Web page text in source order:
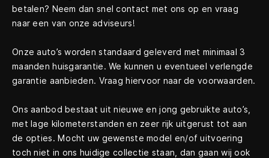
betalen? Neem dan snel contact met ons op en vraag
naar een van onze adviseurs!
Onze auto’s worden standaard geleverd met minimaal 3
maanden huisgarantie. We kunnen u eventueel verlengde
garantie aanbieden. Vraag hiervoor naar de voorwaarden.
Ons aanbod bestaat uit nieuwe en jong gebruikte auto’s,
met lage kilometerstanden en zeer rijk uitgerust tot aan
de opties. Mocht uw gewenste model en/of uitvoering
toch niet in ons huidige collectie staan, dan gaan wij ook